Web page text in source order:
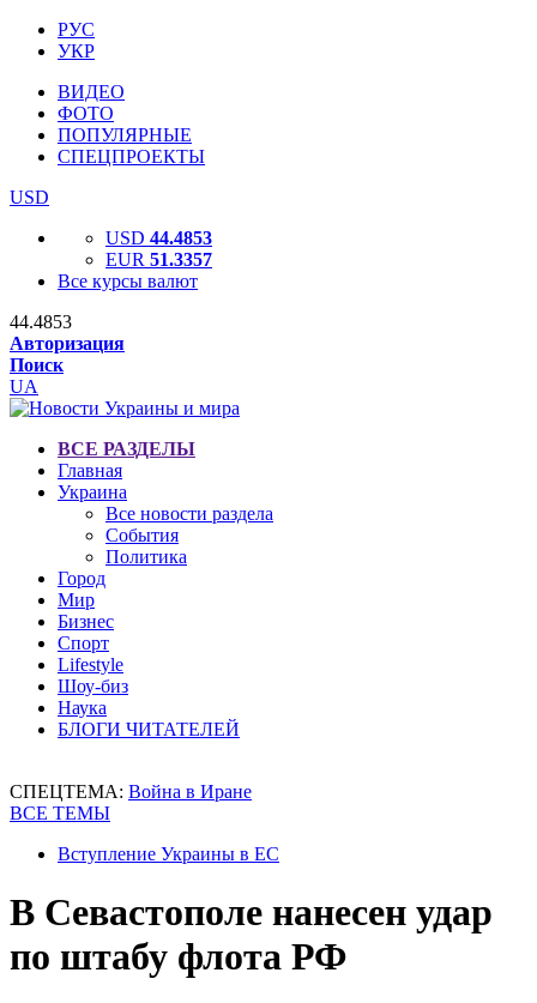
РУС
УКР
ВИДЕО
ФОТО
ПОПУЛЯРНЫЕ
СПЕЦПРОЕКТЫ
USD
USD 44.4853
EUR 51.3357
Все курсы валют
44.4853
Авторизация
Поиск
UA
ВСЕ РАЗДЕЛЫ
Главная
Украина
Все новости раздела
События
Политика
Город
Мир
Бизнес
Спорт
Lifestyle
Шоу-биз
Наука
БЛОГИ ЧИТАТЕЛЕЙ
СПЕЦТЕМА: Война в Иране
ВСЕ ТЕМЫ
Вступление Украины в ЕС
В Севастополе нанесен удар
по штабу флота РФ